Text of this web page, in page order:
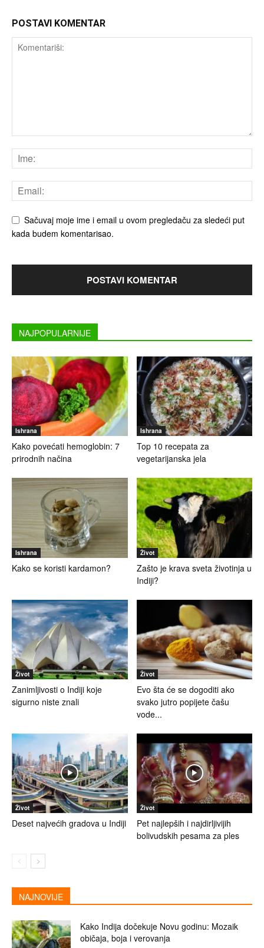
POSTAVI KOMENTAR
Sačuvaj moje ime i email u ovom pregledaču za sledeći put
kada budem komentarisao.
NAJPOPULARNIJE
Ishrana
Kako povećati hemoglobin: 7
prirodnih načina
Ishrana
Top 10 recepata za
vegetarijanska jela
Ishrana
Kako se koristi kardamon?
Život
Zašto je krava sveta životinja u
Indiji?
Život
Zanimljivosti o Indiji koje
sigurno niste znali
Život
Evo šta će se dogoditi ako
svako jutro popijete čašu
vode...
Život
Deset najvećih gradova u Indiji
Život
Pet najlepših i najdirljivijih
bolivudskih pesama za ples
NAJNOVIJE
Kako Indija dočekuje Novu godinu: Mozaik
običaja, boja i verovanja